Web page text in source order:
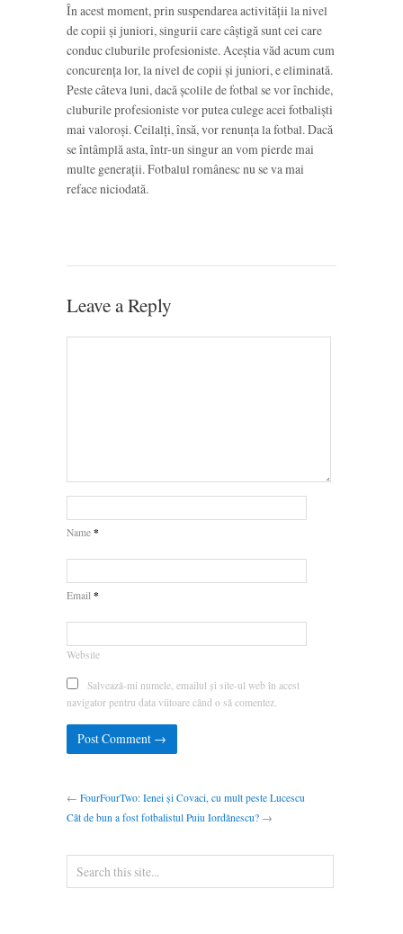
În acest moment, prin suspendarea activității la nivel
de copii și juniori, singurii care câștigă sunt cei care
conduc cluburile profesioniste. Aceștia văd acum cum
concurența lor, la nivel de copii și juniori, e eliminată.
Peste câteva luni, dacă școlile de fotbal se vor închide,
cluburile profesioniste vor putea culege acei fotbaliști
mai valoroși. Ceilalți, însă, vor renunța la fotbal. Dacă
se întâmplă asta, într-un singur an vom pierde mai
multe generații. Fotbalul românesc nu se va mai
reface niciodată.
Leave a Reply
Name *
Email *
Website
Salvează-mi numele, emailul și site-ul web în acest
navigator pentru data viitoare când o să comentez.
← FourFourTwo: Ienei și Covaci, cu mult peste Lucescu
Cât de bun a fost fotbalistul Puiu Iordănescu? →